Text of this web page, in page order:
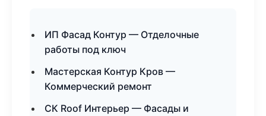
ИП Фасад Контур — Отделочные
работы под ключ
Мастерская Контур Кров —
Коммерческий ремонт
СК Roof Интерьер — Фасады и